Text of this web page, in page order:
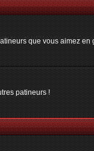
que vous aimez
patineurs !